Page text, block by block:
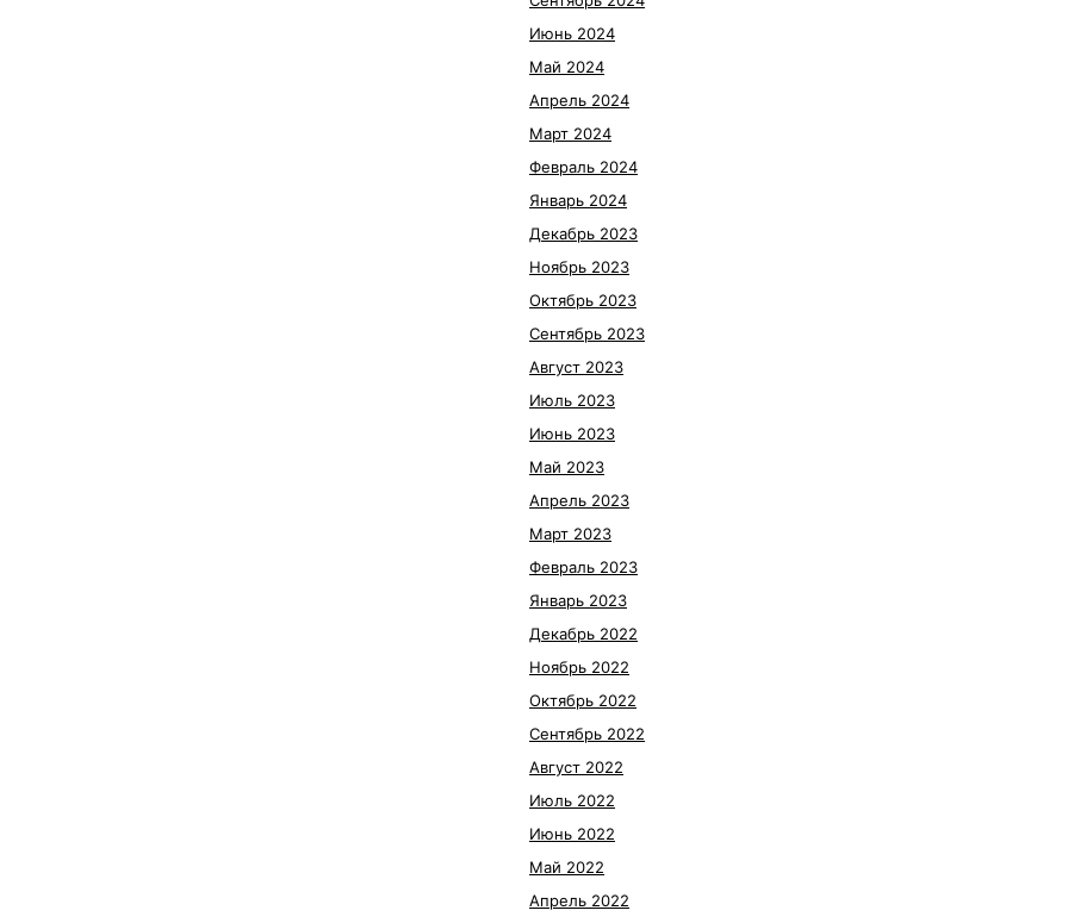
Июнь 2024
Май 2024
Апрель 2024
Март 2024
Февраль 2024
Январь 2024
Декабрь 2023
Ноябрь 2023
Октябрь 2023
Сентябрь 2023
Август 2023
Июль 2023
Июнь 2023
Май 2023
Апрель 2023
Март 2023
Февраль 2023
Январь 2023
Декабрь 2022
Ноябрь 2022
Октябрь 2022
Сентябрь 2022
Август 2022
Июль 2022
Июнь 2022
Май 2022
Апрель 2022